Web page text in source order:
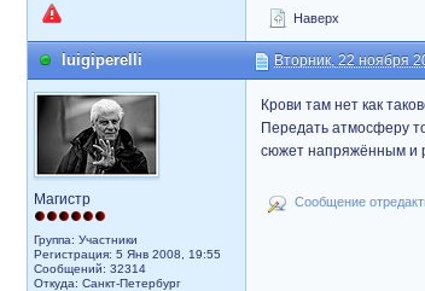
Наверх
luigiperelli Вторник, 22 ноября
Магистр
Группа: Участники
Регистрация: 5 Янв 2008, 19:55
Сообщений: 32314
Откуда: Санкт-Петербург
Крови там нет как
Передать атмосферу
сюжет напряжённым и
Сообщение